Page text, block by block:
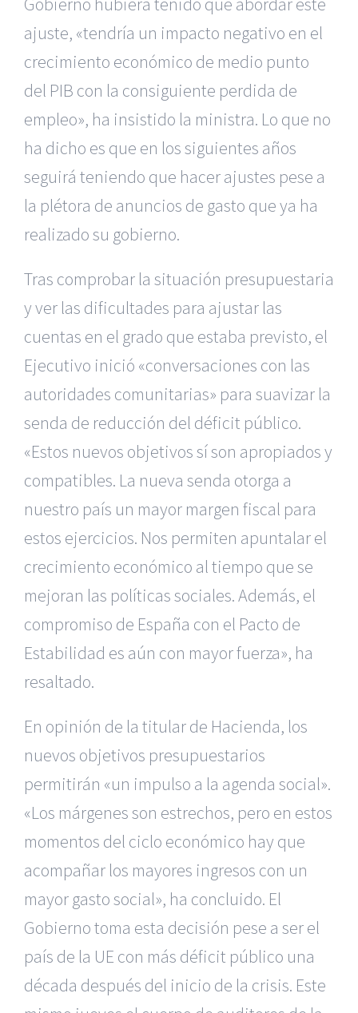
ajuste, «tendría un impacto negativo en el
crecimiento económico de medio punto
del PIB con la consiguiente perdida de
empleo», ha insistido la ministra. Lo que no
ha dicho es que en los siguientes años
seguirá teniendo que hacer ajustes pese a
la plétora de anuncios de gasto que ya ha
realizado su gobierno.
Tras comprobar la situación presupuestaria
y ver las dificultades para ajustar las
cuentas en el grado que estaba previsto, el
Ejecutivo inició «conversaciones con las
autoridades comunitarias» para suavizar la
senda de reducción del déficit público.
«Estos nuevos objetivos sí son apropiados y
compatibles. La nueva senda otorga a
nuestro país un mayor margen fiscal para
estos ejercicios. Nos permiten apuntalar el
crecimiento económico al tiempo que se
mejoran las políticas sociales. Además, el
compromiso de España con el Pacto de
Estabilidad es aún con mayor fuerza», ha
resaltado.
En opinión de la titular de Hacienda, los
nuevos objetivos presupuestarios
permitirán «un impulso a la agenda social».
«Los márgenes son estrechos, pero en estos
momentos del ciclo económico hay que
acompañar los mayores ingresos con un
mayor gasto social», ha concluido. El
Gobierno toma esta decisión pese a ser el
país de la UE con más déficit público una
década después del inicio de la crisis. Este